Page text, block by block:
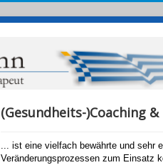
(Gesundheits-)Coaching
... ist eine vielfach bewährte und sehr
Veränderungsprozessen zum Einsatz